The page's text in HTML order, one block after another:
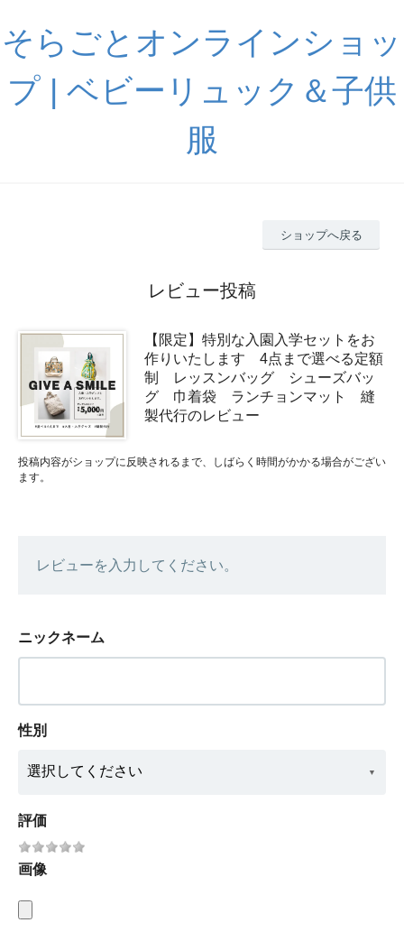
そらごとオンラインショッ
プ | ベビーリュック＆子供
服
ショップへ戻る
レビュー投稿
【限定】特別な入園入学セットをお
作りいたします 4点まで選べる定額
制 レッスンバッグ シューズバッ
グ 巾着袋 ランチョンマット 縫
製代行のレビュー
投稿内容がショップに反映されるまで、しばらく時間がかかる場合がござい
ます。
レビューを入力してください。
ニックネーム
性別
評価
画像